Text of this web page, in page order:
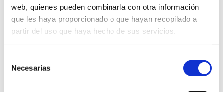
web, quienes pueden combinarla con otra información
que les haya proporcionado o que hayan recopilado a
partir del uso que haya hecho de sus servicios.
Necesarias